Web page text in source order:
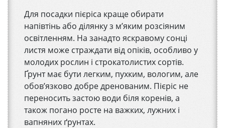
Для посадки пієріса краще обирати
напівтінь або ділянку з м’яким розсіяним
освітленням. На занадто яскравому сонці
листя може страждати від опіків, особливо у
молодих рослин і строкатолистих сортів.
Ґрунт має бути легким, пухким, вологим, але
обов’язково добре дренованим. Пієріс не
переносить застою води біля коренів, а
також погано росте на важких, лужних і
вапняних ґрунтах.